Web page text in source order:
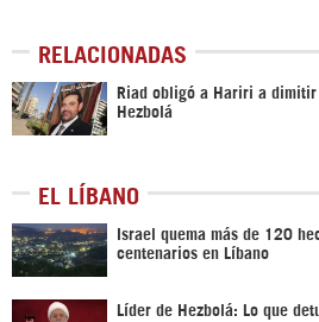
RELACIONADAS
Riad obligó a Hariri a
Hezbolá
EL LÍBANO
Israel quema más de 120
centenarios en Líbano
Líder de Hezbolá: Lo que